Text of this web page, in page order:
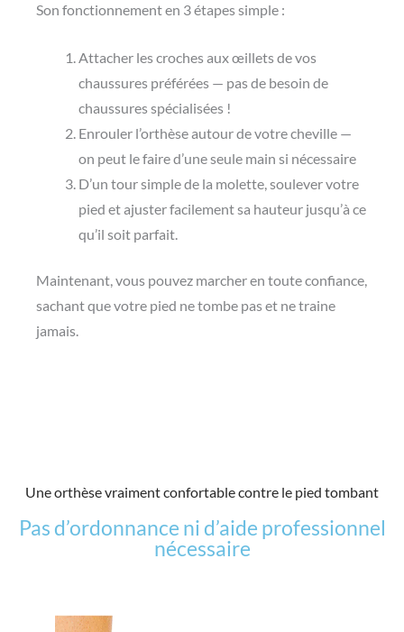
Son fonctionnement en 3 étapes simple :
Attacher les croches aux œillets de vos
chaussures préférées — pas de besoin de
chaussures spécialisées !
Enrouler l’orthèse autour de votre cheville —
on peut le faire d’une seule main si nécessaire
D’un tour simple de la molette, soulever votre
pied et ajuster facilement sa hauteur jusqu’à ce
qu’il soit parfait.
Maintenant, vous pouvez marcher en toute confiance,
sachant que votre pied ne tombe pas et ne traine
jamais.
Une orthèse vraiment confortable contre le pied tombant
Pas d’ordonnance ni d’aide professionnel
nécessaire